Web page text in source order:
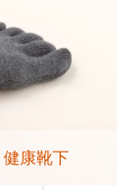
康靴下